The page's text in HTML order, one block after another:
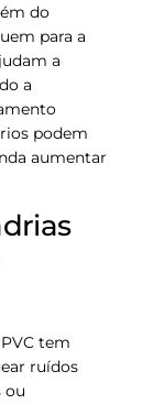
do
para a
a
a
podem
aumentar
tem
ruídos
ou